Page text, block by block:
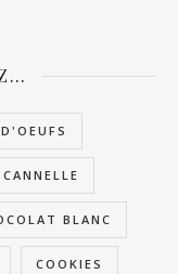
CANNELLE
BLANC
COOKIES